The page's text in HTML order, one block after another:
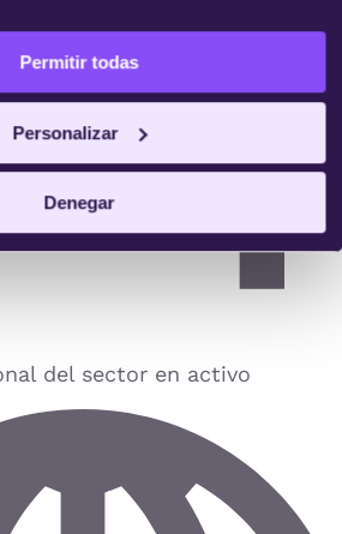
Permitir todas
Personalizar
Denegar
del sector en activo